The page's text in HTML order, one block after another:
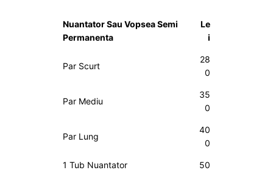
Nuantator Sau Vopsea Semi
Permanenta
Le
i
Par Scurt
28
0
Par Mediu
35
0
Par Lung
40
0
1 Tub Nuantator 50